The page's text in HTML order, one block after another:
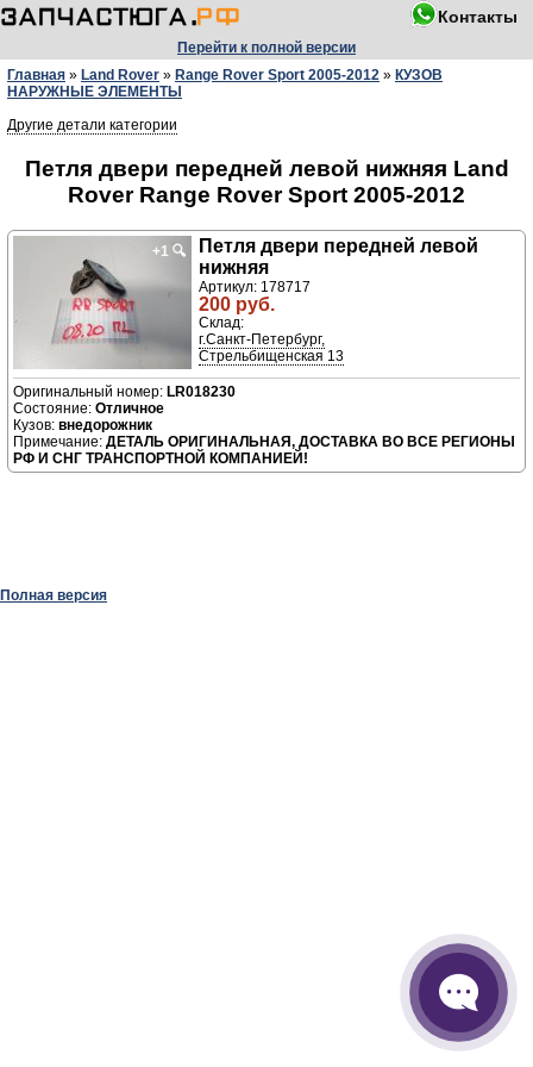
Контакты
Перейти к полной версии
Главная » Land Rover » Range Rover Sport 2005-2012 » КУЗОВ
НАРУЖНЫЕ ЭЛЕМЕНТЫ
Другие детали категории
Петля двери передней левой нижняя Land
Rover Range Rover Sport 2005-2012
+1 🔍
Петля двери передней левой
нижняя
Артикул: 178717
200 руб.
Склад:
г.Санкт-Петербург,
Стрельбищенская 13
LR018230
Отличное
внедорожник
ДЕТАЛЬ ОРИГИНАЛЬНАЯ, ДОСТАВКА ВО ВСЕ РЕГИОНЫ
РФ И СНГ ТРАНСПОРТНОЙ КОМПАНИЕЙ!
Полная версия